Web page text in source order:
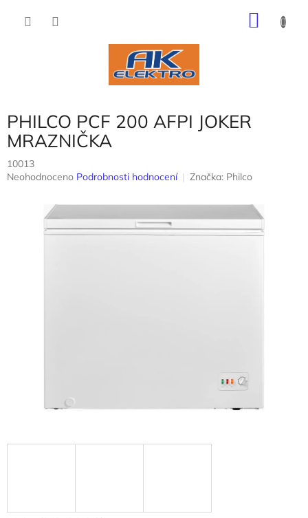
PHILCO PCF 200 AFPI JOKER
MRAZNIČKA
10013
Průměrné
Neohodnoceno Podrobnosti hodnocení Značka: Philco